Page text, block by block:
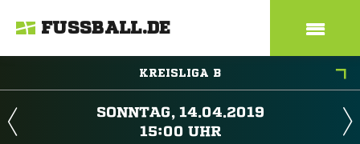
FUSSBALL.DE
KREISLIGA B
 
 